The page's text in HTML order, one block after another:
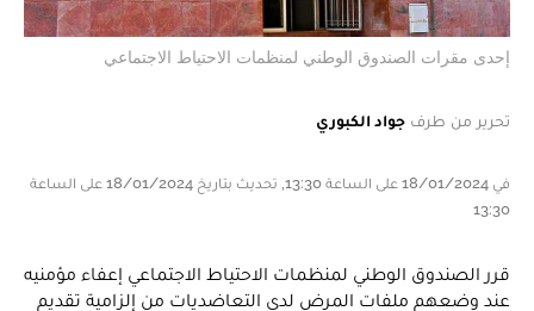
إحدى مقرات الصندوق الوطني لمنظمات الاحتياط الاجتماعي
تحرير من طرف جواد الكبوري
في 18/01/2024 على الساعة 13:30, تحديث بتاريخ 18/01/2024 على الساعة
13:30
قرر الصندوق الوطني لمنظمات الاحتياط الاجتماعي إعفاء مؤمنيه
عند وضعهم ملفات المرض لدى التعاضديات من إلزامية تقديم